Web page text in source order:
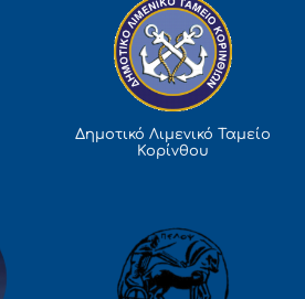
Δημοτικό Λιμενικό Ταμείο
Κορίνθου